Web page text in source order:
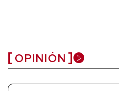
OPINIÓN